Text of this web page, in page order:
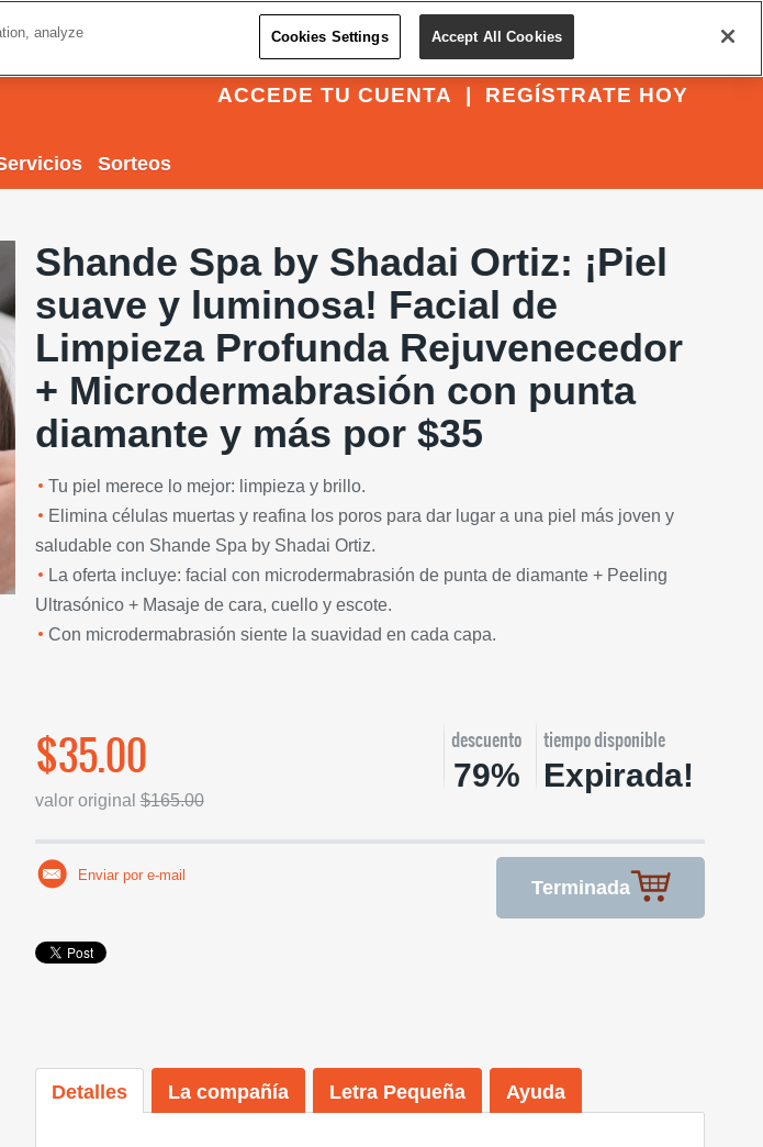
REGÍSTRATE HOY
ACCEDE TU CUENTA
Sorteos
Shande Spa by Shadai Ortiz: ¡Piel
suave y luminosa! Facial de
Limpieza Profunda Rejuvenecedor
+ Microdermabrasión con punta
diamante y más por $35
Tu piel merece lo mejor: limpieza y brillo.
Elimina células muertas y reafina los poros para dar lugar a una piel más joven y
saludable con Shande Spa by Shadai Ortiz.
La oferta incluye: facial con microdermabrasión de punta de diamante + Peeling
Ultrasónico + Masaje de cara, cuello y escote.
Con microdermabrasión siente la suavidad en cada capa.
$35.00
valor original$165.00
descuento
79%
tiempo disponible
Expirada!
Terminada
Enviar por e-mail
Detalles La compañía Letra Pequeña Ayuda
analyze
Cookies Settings Accept All Cookies